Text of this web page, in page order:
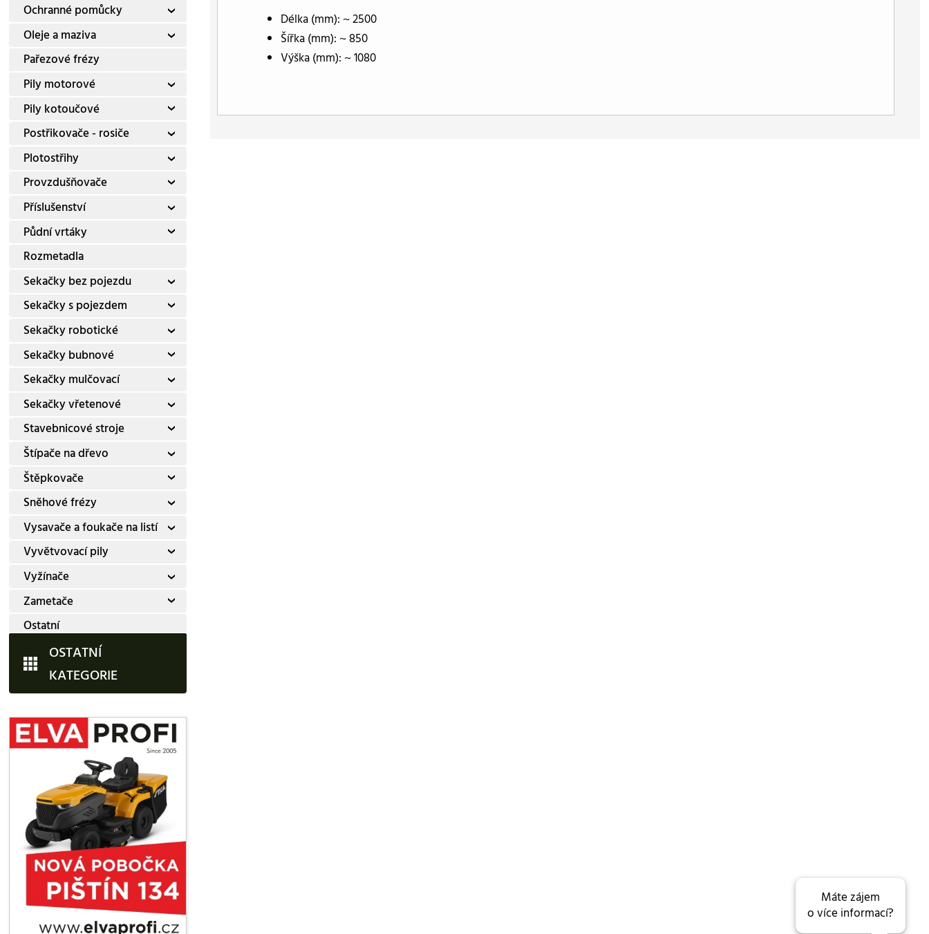
Ochranné pomůcky
Oleje a maziva
Pařezové frézy
Pily motorové
Pily kotoučové
Postřikovače - rosiče
Plotostřihy
Provzdušňovače
Příslušenství
Půdní vrtáky
Rozmetadla
Sekačky bez pojezdu
Sekačky s pojezdem
Sekačky robotické
Sekačky bubnové
Sekačky mulčovací
Sekačky vřetenové
Stavebnicové stroje
Štípače na dřevo
Štěpkovače
Sněhové frézy
Vysavače a foukače na listí
Vyvětvovací pily
Vyžínače
Zametače
Ostatní
OSTATNÍ
KATEGORIE
Délka (mm): ~ 2500
Šířka (mm): ~ 850
Výška (mm): ~ 1080
Máte zájem
o více informací?